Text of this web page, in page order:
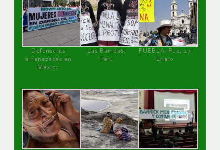
Defensoras
amenazadas en
México
Las Bambas,
Perú
PUEBLA, Pue, 27
Enero